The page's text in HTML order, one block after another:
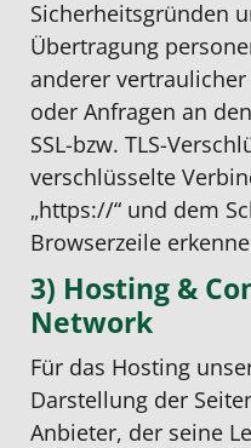
Sicherheitsgründen
Übertragung
anderer
oder Anfragen an
SSL-bzw. TLS-
verschlüsselte
„https://“ und dem
Browserzeile
3) Hosting &
Network
Für das Hosting
Darstellung der
Anbieter, der seine